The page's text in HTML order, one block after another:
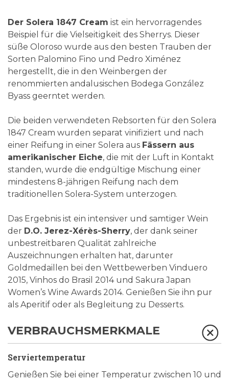
Der Solera 1847 Cream ist ein hervorragendes
Beispiel für die Vielseitigkeit des Sherrys. Dieser
süße Oloroso wurde aus den besten Trauben der
Sorten Palomino Fino und Pedro Ximénez
hergestellt, die in den Weinbergen der
renommierten andalusischen Bodega González
Byass geerntet werden.
Die beiden verwendeten Rebsorten für den Solera
1847 Cream wurden separat vinifiziert und nach
einer Reifung in einer Solera aus Fässern aus
amerikanischer Eiche, die mit der Luft in Kontakt
standen, wurde die endgültige Mischung einer
mindestens 8-jährigen Reifung nach dem
traditionellen Solera-System unterzogen.
Das Ergebnis ist ein intensiver und samtiger Wein
der D.O. Jerez-Xérès-Sherry, der dank seiner
unbestreitbaren Qualität zahlreiche
Auszeichnungen erhalten hat, darunter
Goldmedaillen bei den Wettbewerben Vinduero
2015, Vinhos do Brasil 2014 und Sakura Japan
Women’s Wine Awards 2014. Genießen Sie ihn pur
als Aperitif oder als Begleitung zu Desserts.
VERBRAUCHSMERKMALE
Serviertemperatur
Genießen Sie bei einer Temperatur zwischen 10 und